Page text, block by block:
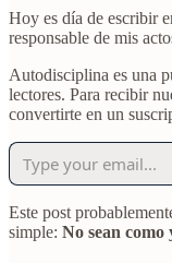
Hoy es día de escribir
responsable de mis
Autodisciplina es una
lectores. Para recibir
convertirte en un
Este post
simple: No sean como